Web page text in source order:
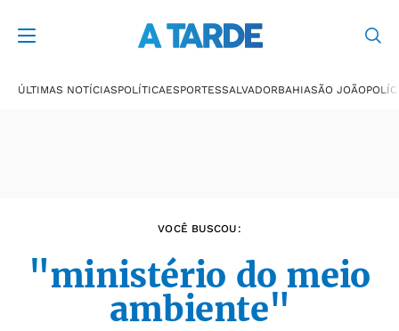
ÚLTIMAS NOTÍCIASPOLÍTICAESPORTESSALVADORBAHIASÃO JOÃO
VOCÊ BUSCOU:
"ministério do meio
ambiente"